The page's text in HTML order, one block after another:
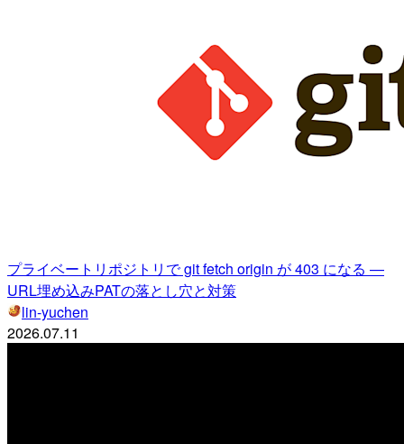
プライベートリポジトリで git fetch origin が 403 になる —
URL埋め込みPATの落とし穴と対策
lin-yuchen
2026.07.11